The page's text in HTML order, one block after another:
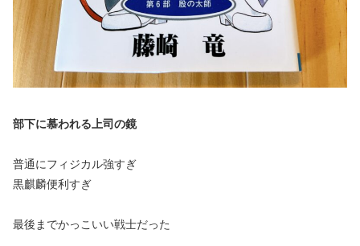
部下に慕われる上司の鏡
普通にフィジカル強すぎ
黒麒麟便利すぎ
最後までかっこいい戦士だった